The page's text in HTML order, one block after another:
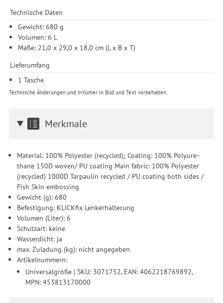
Technische Daten
Gewicht: 680 g
Volumen: 6 L
Maße: 21,0 x 29,0 x 18,0 cm (L x B x T)
Lieferumfang
1 Tasche
Technische Änderungen und Irrtümer in Bild und Text vorbehalten.
Merkmale
Material: 100% Polyester (recycled); Coating: 100% Polyure-
thane 150D woven/ PU coating Main fabric: 100% Polyester
(recycled) 1000D Tarpaulin recycled / PU coating both sides /
Fish Skin embossing
Gewicht (g): 680
Befestigung: KLICKfix Lenkerhalterung
Volumen (Liter): 6
Schutzart: keine
Wasserdicht: ja
max. Zuladung (kg): nicht angegeben
Artikelnummern:
Universalgröße | SKU: 3071752, EAN: 4062218769892,
MPN: 453813170000